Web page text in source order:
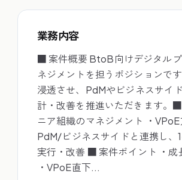
業務内容
■ 案件概要 BtoB向けデジタル
ネジメントを担うポジションで
浸透させ、PdMやビジネスサイ
計・改善を推進いただきます。
ニア組織のマネジメント ・
PdM/ビジネスサイドと連携し、
実行・改善 ■ 案件ポイント ・
・VPoE直下...